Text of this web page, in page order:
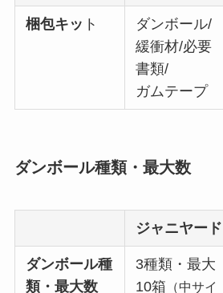
梱包キッ ト
ダンボール/
緩衝材/必要
書類/
ガムテープ
ダンボール種類・最大数
ジャニヤード
ダンボール種
類・最大数
3種類・最大
10箱 （中サイ